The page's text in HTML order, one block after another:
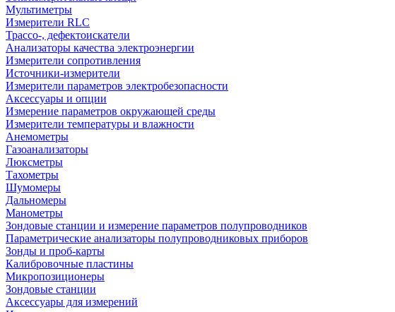
Мультиметры
Измерители RLC
Трассо-, дефектоискатели
Анализаторы качества электроэнергии
Измерители сопротивления
Источники-измерители
Измерители параметров электробезопасности
Аксессуары и опции
Измерение параметров окружающей среды
Измерители температуры и влажности
Анемометры
Газоанализаторы
Люксметры
Тахометры
Шумомеры
Дальномеры
Манометры
Зондовые станции и измерение параметров полупроводников
Параметрические анализаторы полупроводниковых приборов
Зонды и проб-карты
Калибровочные пластины
Микропозиционеры
Зондовые станции
Аксессуары для измерений